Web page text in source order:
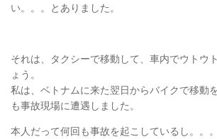
い。。。とありました。
それは、タクシーで移動して、車内でウトウ
ょう。
私は、ベトナムに来た翌日からバイクで移動
も事故現場に遭遇しました。
本人だって何回も事故を起こしているし。。。